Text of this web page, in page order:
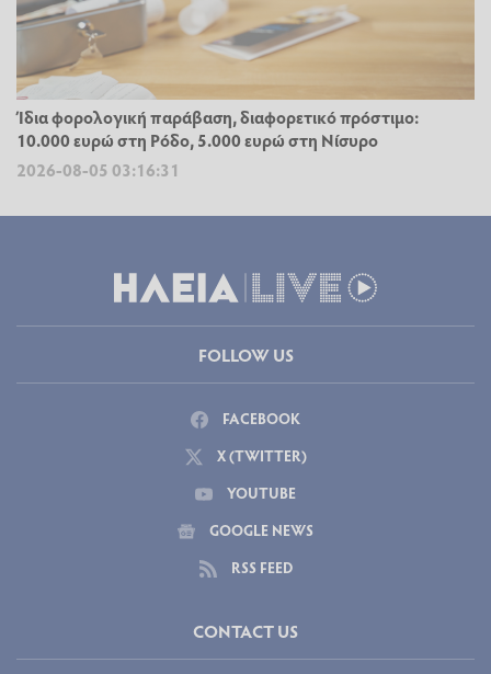
Ίδια φορολογική παράβαση, διαφορετικό πρόστιμο:
10.000 ευρώ στη Ρόδο, 5.000 ευρώ στη Νίσυρο
2026-08-05 03:16:31
FOLLOW US
FACEBOOK
X (TWITTER)
YOUTUBE
GOOGLE NEWS
RSS FEED
CONTACT US